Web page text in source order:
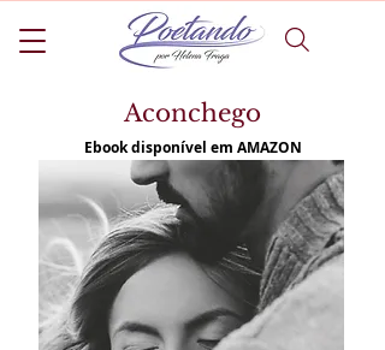
Aconchego
Ebook disponível em AMAZON